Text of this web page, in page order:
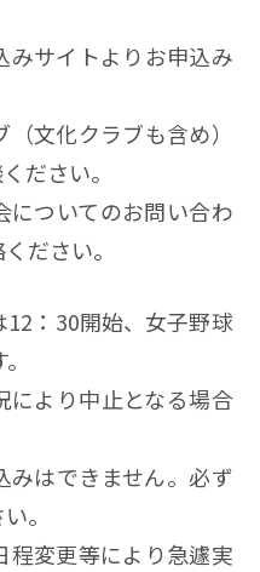
みサイトよりお申込み
文化クラブも含め）
ださい。
についてのお問い合わ
ださい。
：30開始、女子野球
より中止となる場合
はできません。必ず
。
変更等により急遽実